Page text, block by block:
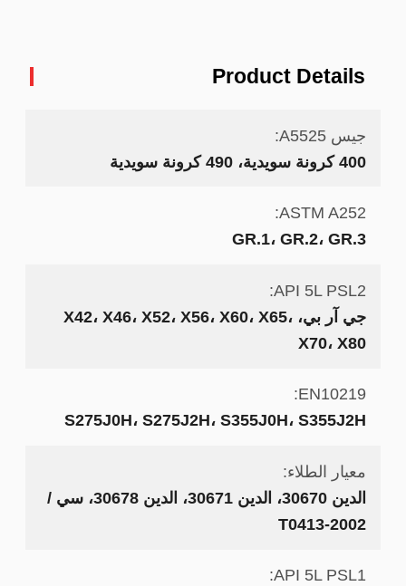
Product Details
جيس A5525:
400 كرونة سويدية، 490 كرونة سويدية
ASTM A252:
GR.1، GR.2، GR.3
API 5L PSL2:
جي آر بي، X42، X46، X52، X56، X60، X65،
X70، X80
EN10219:
S275J0H، S275J2H، S355J0H، S355J2H
معيار الطلاء:
الدين 30670، الدين 30671، الدين 30678، سي /
T0413-2002
API 5L PSL1: